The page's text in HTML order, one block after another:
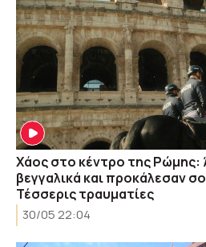
Χάος στο κέντρο της Ρώμης:
βεγγαλικά και προκάλεσαν
Τέσσερις τραυματίες
30/05 22:04